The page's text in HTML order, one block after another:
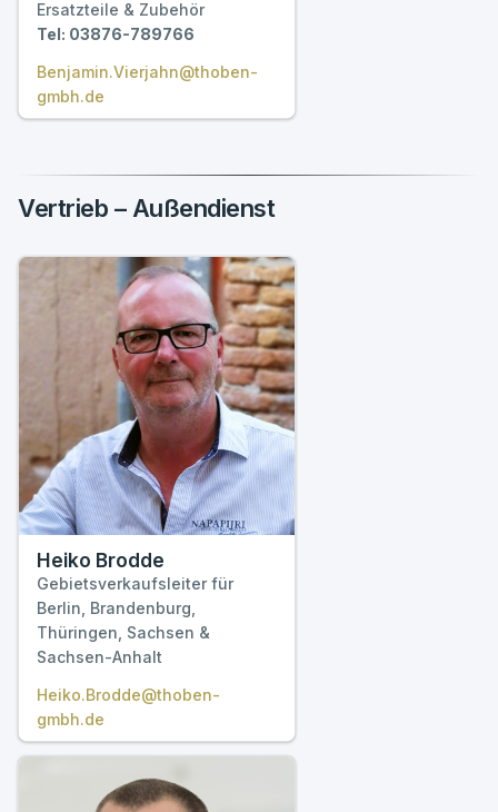
Ersatzteile & Zubehör
Tel: 03876-789766
Benjamin.Vierjahn@thoben-
gmbh.de
Vertrieb – Außendienst
Heiko Brodde
Gebietsverkaufsleiter für
Berlin, Brandenburg,
Thüringen, Sachsen &
Sachsen-Anhalt
Heiko.Brodde@thoben-
gmbh.de